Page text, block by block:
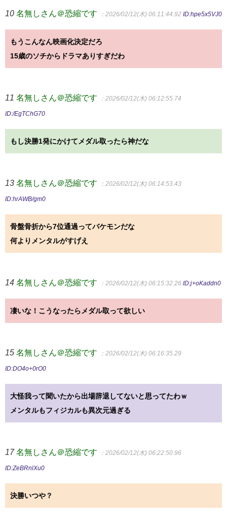
10 名無しさん＠恐縮です ：2026/02/12(木) 06:11:44.92 ID:hpe5x5VJ0
もうこんなん映画化決定だろ
15歳のソチからドラマありすぎだわ
11 名無しさん＠恐縮です ：2026/02/12(木) 06:12:55.74
ID:/EgTChG70
もし決勝1発にかけてメダル取ったら神だな
13 名無しさん＠恐縮です ：2026/02/12(木) 06:14:53.43
ID:hrAWB/gm0
骨盤骨折から7位通過ってバケモンだな
何よりメンタルがすげえ
14 名無しさん＠恐縮です ：2026/02/12(木) 06:15:32.26 ID:j+oKaddn0
凄いな！こうなったらメダル取って欲しい
15 名無しさん＠恐縮です ：2026/02/12(木) 06:16:35.29
ID:DO4o+0rO0
大怪我って聞いたから出場辞退してないと思ってたわｗ
メンタルもフィジカルも異次元過ぎる
17 名無しさん＠恐縮です ：2026/02/12(木) 06:22:50.96
ID:ZeBRnlXu0
決勝いつや？